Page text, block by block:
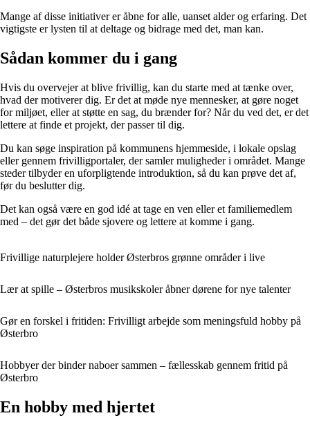
Mange af disse initiativer er åbne for alle, uanset alder og erfaring. Det
vigtigste er lysten til at deltage og bidrage med det, man kan.
Sådan kommer du i gang
Hvis du overvejer at blive frivillig, kan du starte med at tænke over,
hvad der motiverer dig. Er det at møde nye mennesker, at gøre noget
for miljøet, eller at støtte en sag, du brænder for? Når du ved det, er det
lettere at finde et projekt, der passer til dig.
Du kan søge inspiration på kommunens hjemmeside, i lokale opslag
eller gennem frivilligportaler, der samler muligheder i området. Mange
steder tilbyder en uforpligtende introduktion, så du kan prøve det af,
før du beslutter dig.
Det kan også være en god idé at tage en ven eller et familiemedlem
med – det gør det både sjovere og lettere at komme i gang.
Frivillige naturplejere holder Østerbros grønne områder i live
Lær at spille – Østerbros musikskoler åbner dørene for nye talenter
Gør en forskel i fritiden: Frivilligt arbejde som meningsfuld hobby på
Østerbro
Hobbyer der binder naboer sammen – fællesskab gennem fritid på
Østerbro
En hobby med hjertet